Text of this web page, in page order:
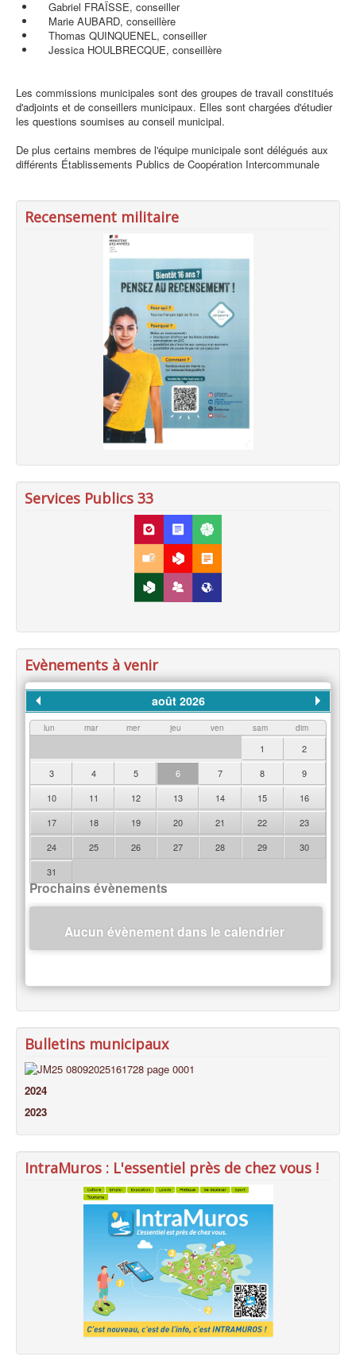
Gabriel FRAÏSSE, conseiller
Marie AUBARD, conseillère
Thomas QUINQUENEL, conseiller
Jessica HOULBRECQUE, conseillère
Les commissions municipales sont des groupes de travail constitués
d'adjoints et de conseillers municipaux. Elles sont chargées d'étudier
les questions soumises au conseil municipal.
De plus certains membres de l'équipe municipale sont délégués aux
différents Établissements Publics de Coopération Intercommunale
Recensement militaire
Services Publics 33
Evènements à venir
août 2026
lun mar mer jeu ven sam dim
1
2
3
4 5 6 7 8
9
10
11 12 13 14 15
16
17
18 19 20 21 22
23
24
25 26 27 28 29
30
31
Prochains évènements
Aucun évènement dans le calendrier
Bulletins municipaux
2024
2023
IntraMuros : L'essentiel près de chez vous !